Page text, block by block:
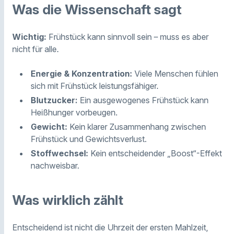
Was die Wissenschaft sagt
Wichtig: Frühstück kann sinnvoll sein – muss es aber
nicht für alle.
Energie & Konzentration: Viele Menschen fühlen
sich mit Frühstück leistungsfähiger.
Blutzucker: Ein ausgewogenes Frühstück kann
Heißhunger vorbeugen.
Gewicht: Kein klarer Zusammenhang zwischen
Frühstück und Gewichtsverlust.
Stoffwechsel: Kein entscheidender „Boost“-Effekt
nachweisbar.
Was wirklich zählt
Entscheidend ist nicht die Uhrzeit der ersten Mahlzeit,